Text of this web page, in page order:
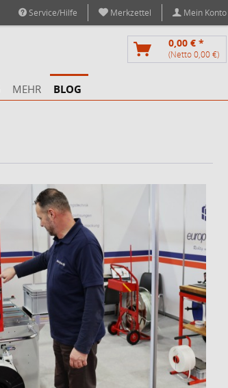
Service/Hilfe Merkzettel Mein Konto
0,00 € *
(Netto 0,00 €)
MEHR BLOG